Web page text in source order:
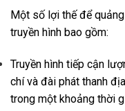
Một số lợi thế để
truyền hình bao gồm:
Truyền hình tiếp cận
chí và đài phát thanh
trong một khoảng thời